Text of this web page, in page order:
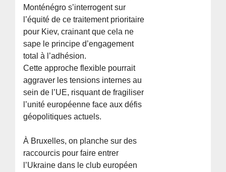
Monténégro s’interrogent sur
l’équité de ce traitement prioritaire
pour Kiev, crainant que cela ne
sape le principe d’engagement
total à l’adhésion.
Cette approche flexible pourrait
aggraver les tensions internes au
sein de l’UE, risquant de fragiliser
l’unité européenne face aux défis
géopolitiques actuels.
À Bruxelles, on planche sur des
raccourcis pour faire entrer
l’Ukraine dans le club européen